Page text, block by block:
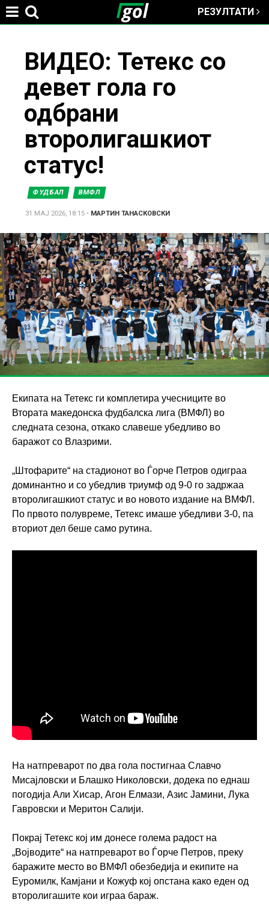
РЕЗУЛТАТИ
here
ВИДЕО: Тетекс со
девет гола го
одбрани
второлигашкиот
статус!
ФУДБАЛ ВМФЛ
31 МАЈ 2026, 18:15 • МАРТИН ТАНАСКОВСКИ
Екипата на Тетекс ги комплетира учесниците во
Втората македонска фудбалска лига (ВМФЛ) во
следната сезона, откако славеше убедливо во
баражот со Влазрими.
„Штофарите“ на стадионот во Ѓорче Петров одиграа
доминантно и со убедлив триумф од 9-0 го задржаа
второлигашкиот статус и во новото издание на ВМФЛ.
По првото полувреме, Тетекс имаше убедливи 3-0, па
вториот дел беше само рутина.
На натпреварот по два гола постигнаа Славчо
Мисајловски и Блашко Николовски, додека по еднаш
погодија Али Хисар, Агон Елмази, Азис Јамини, Лука
Гавровски и Меритон Салији.
Покрај Тетекс кој им донесе голема радост на
„Војводите“ на натпреварот во Ѓорче Петров, преку
баражите место во ВМФЛ обезбедија и екипите на
Еуромилк, Камјани и Кожуф кој опстана како еден од
второлигашите кои играа бараж.